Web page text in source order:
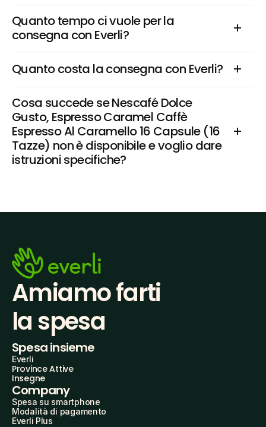
Quanto tempo ci vuole per la
consegna con Everli?
Quanto costa la consegna con Everli?
Cosa succede se Nescafé Dolce
Gusto, Espresso Caramel Caffè
Espresso Al Caramello 16 Capsule (16
Tazze) non è disponibile e voglio dare
istruzioni specifiche?
Amiamo farti
la spesa
Spesa insieme
Everli
Province Attive
Insegne
Company
Spesa su smartphone
Modalità di pagamento
Everli Plus